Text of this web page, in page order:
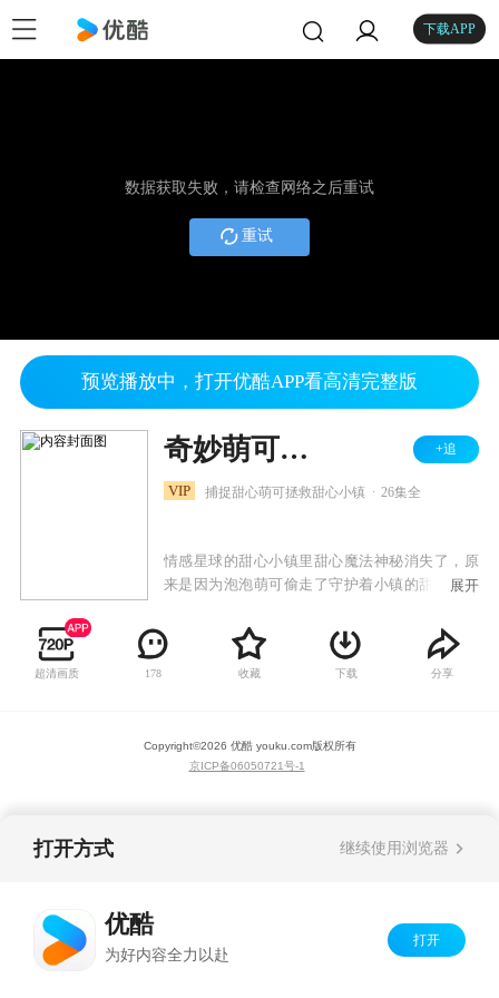
下载APP
数据获取失败，请检查网络之后重试
重试
预览播放中，打开优酷APP看高清完整版
奇妙萌可之魔法甜心 +追
VIP 捕捉甜心萌可拯救甜心小镇 26集全
情感星球的甜心小镇里甜心魔法神秘消失了，原
来是因为泡泡萌可偷走了守护着小镇的甜心水晶
萌可们都吸了进去，传送到了夏妮镇。皇室萌
可、闪闪萌可、绵绵萌可、软软萌可为了拯救甜
心小镇，来到地球寻找乐美公主的帮助。乐美在
章！
展开
超清画质 178 收藏 下载 分享
Copyright©2026 优酷 youku.com版权所有
京ICP备06050721号-1
打开方式 继续使用浏览器
优酷
为好内容全力以赴
打开